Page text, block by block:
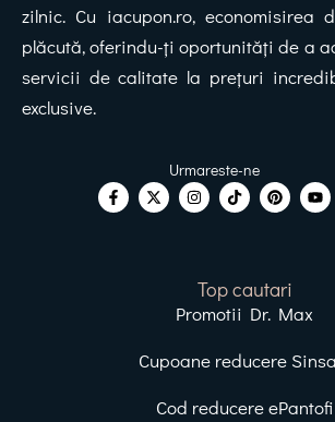
zilnic. Cu iacupon.ro, economisirea
plăcută, oferindu-ți oportunități de a
servicii de calitate la prețuri
exclusive.
Top cautari
Promotii Dr. Max
Cupoane reducere
Cod reducere ePantofi